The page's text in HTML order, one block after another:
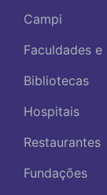
Campi
Faculdades
Bibliotecas
Hospitais
Restaurantes
Fundações